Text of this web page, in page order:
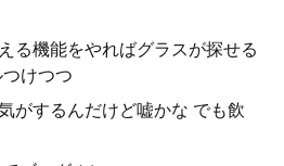
る機能をやればグラスが探せる
けつつ
がするんだけど嘘かな でも飲